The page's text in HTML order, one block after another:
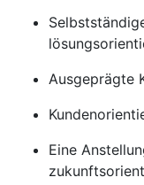
Ausgeprägte
Eine